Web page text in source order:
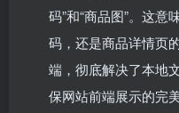
码”和“商品图”。这
码，还是商品详情页
端，彻底解决了本地
保网站前端展示的完